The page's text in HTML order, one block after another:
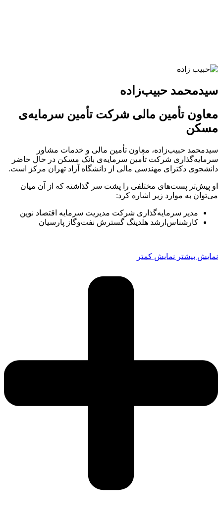
سیدمحمد حبیب‌زاده
معاون تأمین مالی شرکت تأمین سرمایه‌ی
مسکن
سیدمحمد حبیب‌زاده، معاون تأمین مالی و خدمات مشاور
سرمایه‌‌گذاری شرکت تأمین سرمایه‌ی بانک مسکن در حال حاضر
‏دانشجوی دکترای مهندسی مالی از دانشگاه آزاد تهران مرکز است. ‏
او پیش‌تر پست‌های مختلفی را پشت سر گذاشته که از آن میان
می‌توان به موارد زیر اشاره کرد: ‏
مدیر سرمایه‌گذاری شرکت مدیریت سرمایه اقتصاد نوین
کارشناس‌ارشد هلدینگ گسترش نفت‌وگاز پارسیان
نمایش بیشتر نمایش کمتر